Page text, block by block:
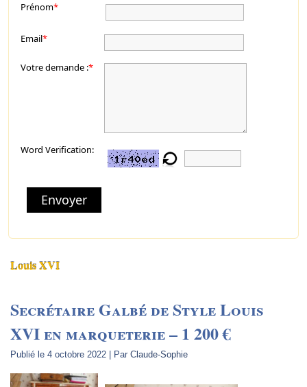
Prénom*
Email*
Votre demande :*
Word Verification:
Envoyer
Louis XVI
Secrétaire Galbé de Style Louis
XVI en marqueterie – 1 200 €
Publié le 4 octobre 2022 Par Claude-Sophie